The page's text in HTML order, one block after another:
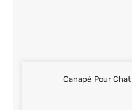
Canapé Pour Chat